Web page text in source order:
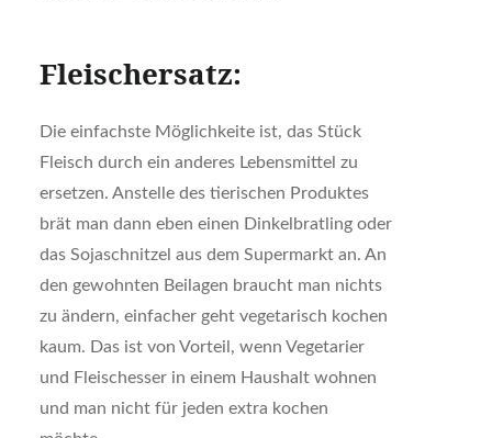
Fleischersatz:
Die einfachste Möglichkeite ist, das Stück
Fleisch durch ein anderes Lebensmittel zu
ersetzen. Anstelle des tierischen Produktes
brät man dann eben einen Dinkelbratling oder
das Sojaschnitzel aus dem Supermarkt an. An
den gewohnten Beilagen braucht man nichts
zu ändern, einfacher geht vegetarisch kochen
kaum. Das ist von Vorteil, wenn Vegetarier
und Fleischesser in einem Haushalt wohnen
und man nicht für jeden extra kochen